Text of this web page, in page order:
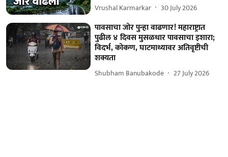
Vrushal Karmarkar 30 July 2026
पावसाचा जोर पुन्हा वाढणार! महाराष्ट्रात
पुढील ४ दिवस मुसळधार पावसाचा इशारा;
विदर्भ, कोकण, घाटमाथ्यावर अतिवृष्टीची
शक्यता
Shubham Banubakode 27 July 2026